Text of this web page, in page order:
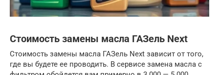
Стоимость замены масла ГАЗель Next
Стоимость замены масла ГАЗель Next зависит от того,
где вы будете ее проводить. В сервисе замена масла с